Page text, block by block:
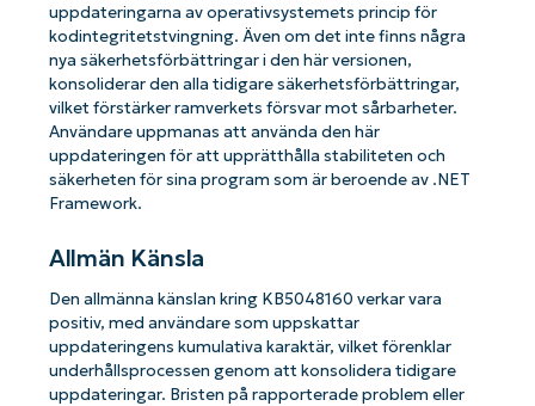
uppdateringarna av operativsystemets princip för
kodintegritetstvingning. Även om det inte finns några
nya säkerhetsförbättringar i den här versionen,
konsoliderar den alla tidigare säkerhetsförbättringar,
vilket förstärker ramverkets försvar mot sårbarheter.
Användare uppmanas att använda den här
uppdateringen för att upprätthålla stabiliteten och
säkerheten för sina program som är beroende av .NET
Framework.
Allmän Känsla
Den allmänna känslan kring KB5048160 verkar vara
positiv, med användare som uppskattar
uppdateringens kumulativa karaktär, vilket förenklar
underhållsprocessen genom att konsolidera tidigare
uppdateringar. Bristen på rapporterade problem eller